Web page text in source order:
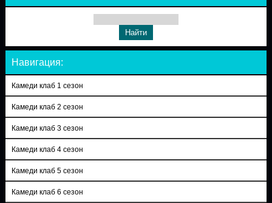
Навигация:
Камеди клаб 1 сезон
Камеди клаб 2 сезон
Камеди клаб 3 сезон
Камеди клаб 4 сезон
Камеди клаб 5 сезон
Камеди клаб 6 сезон